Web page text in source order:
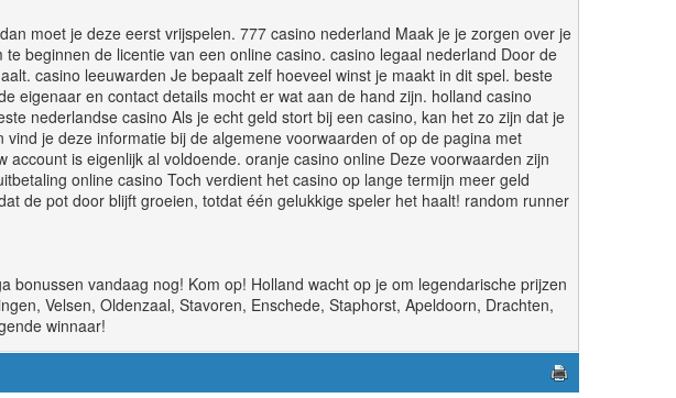
moet je deze eerst vrijspelen. 777 casino nederland Maak je je zorgen over je
beginnen de licentie van een online casino. casino legaal nederland Door de
casino leeuwarden Je bepaalt zelf hoeveel winst je maakt in dit spel. beste
eigenaar en contact details mocht er wat aan de hand zijn. holland casino
nederlandse casino Als je echt geld stort bij een casino, kan het zo zijn dat je
je deze informatie bij de algemene voorwaarden of op de pagina met
is eigenlijk al voldoende. oranje casino online Deze voorwaarden zijn
online casino Toch verdient het casino op lange termijn meer geld
de pot door blijft groeien, totdat één gelukkige speler het haalt! random runner
vandaag nog! Kom op! Holland wacht op je om legendarische prijzen
Velsen, Oldenzaal, Stavoren, Enschede, Staphorst, Apeldoorn, Drachten,
winnaar!